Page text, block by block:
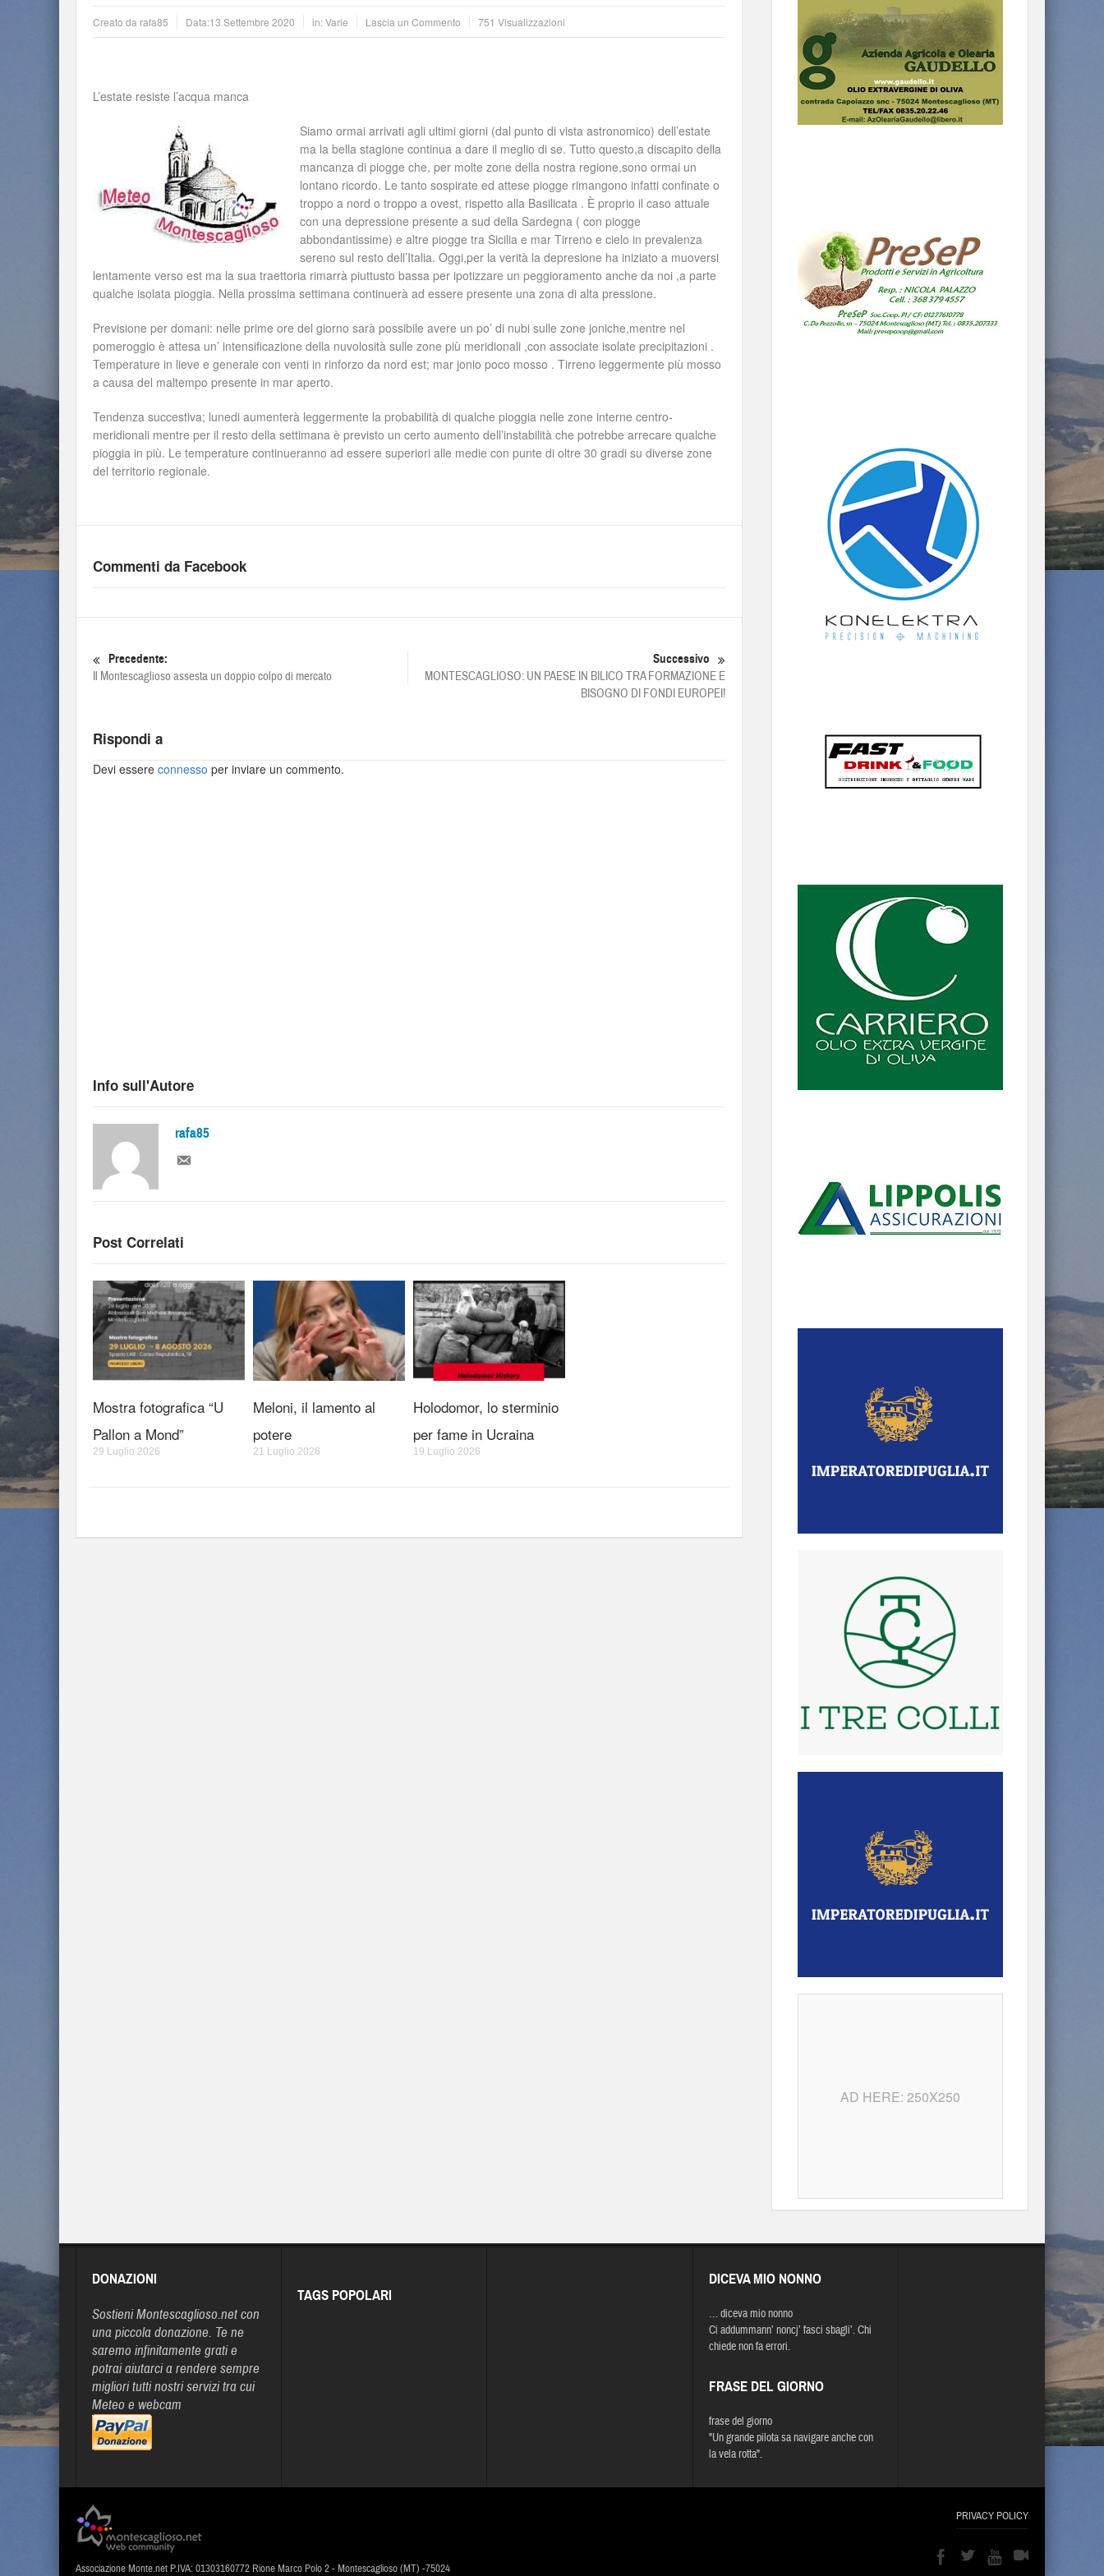
Creato da rafa85 Data:13 Settembre 2020 in:Varie Lascia un Commento 751 Visualizzazioni
L’estate resiste l’acqua manca
Siamo ormai arrivati agli ultimi giorni (dal punto di vista astronomico) dell’estate
ma la bella stagione continua a dare il meglio di se. Tutto questo,a discapito della
mancanza di piogge che, per molte zone della nostra regione,sono ormai un
lontano ricordo. Le tanto sospirate ed attese piogge rimangono infatti confinate o
troppo a nord o troppo a ovest, rispetto alla Basilicata . È proprio il caso attuale
con una depressione presente a sud della Sardegna ( con piogge
abbondantissime) e altre piogge tra Sicilia e mar Tirreno e cielo in prevalenza
sereno sul resto dell’Italia. Oggi,per la verità la depresione ha iniziato a muoversi
lentamente verso est ma la sua traettoria rimarrà piuttusto bassa per ipotizzare un peggioramento anche da noi ,a parte
qualche isolata pioggia. Nella prossima settimana continuerà ad essere presente una zona di alta pressione.
Previsione per domani: nelle prime ore del giorno sarà possibile avere un po’ di nubi sulle zone joniche,mentre nel
pomeroggio è attesa un’ intensificazione della nuvolosità sulle zone più meridionali ,con associate isolate precipitazioni .
Temperature in lieve e generale con venti in rinforzo da nord est; mar jonio poco mosso . Tirreno leggermente più mosso
a causa del maltempo presente in mar aperto.
Tendenza succestiva; lunedi aumenterà leggermente la probabilità di qualche pioggia nelle zone interne centro-
meridionali mentre per il resto della settimana è previsto un certo aumento dell’instabilità che potrebbe arrecare qualche
pioggia in più. Le temperature continueranno ad essere superiori alle medie con punte di oltre 30 gradi su diverse zone
del territorio regionale.
Commenti da Facebook
Precedente:
Il Montescaglioso assesta un doppio colpo di mercato
Successivo
MONTESCAGLIOSO: UN PAESE IN BILICO TRA FORMAZIONE E
BISOGNO DI FONDI EUROPEI!
Rispondi a
Devi essere connesso per inviare un commento.
Info sull'Autore
rafa85
Post Correlati
Mostra fotografica “U
Pallon a Mond”
29 Luglio 2026
Meloni, il lamento al
potere
21 Luglio 2026
Holodomor, lo sterminio
per fame in Ucraina
19 Luglio 2026
AD HERE: 250X250
DONAZIONI
Sostieni Montescaglioso.net con
una piccola donazione. Te ne
saremo infinitamente grati e
potrai aiutarci a rendere sempre
migliori tutti nostri servizi tra cui
Meteo e webcam
TAGS POPOLARI
DICEVA MIO NONNO
… diceva mio nonno
Ci addummann’ noncj’ fasci sbagli’. Chi
chiede non fa errori.
FRASE DEL GIORNO
frase del giorno
"Un grande pilota sa navigare anche con
la vela rotta".
PRIVACY POLICY
Associazione Monte.net P.IVA: 01303160772 Rione Marco Polo 2 - Montescaglioso (MT) -75024